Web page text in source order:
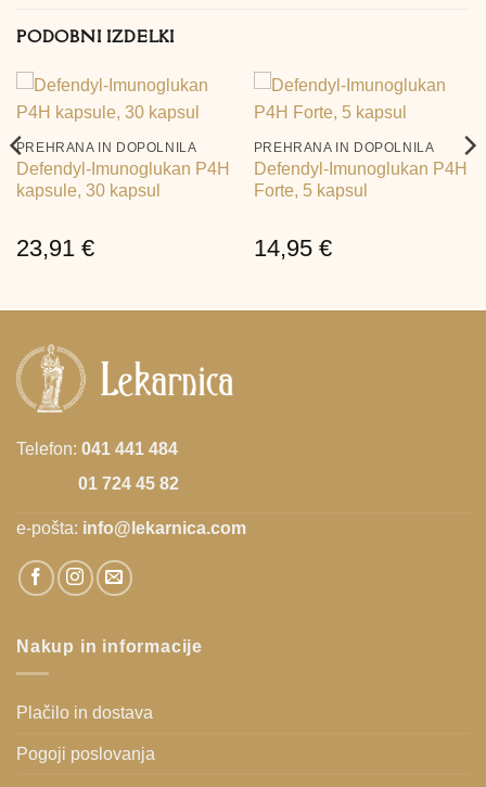
PODOBNI IZDELKI
PREHRANA IN DOPOLNILA
Defendyl-Imunoglukan P4H
kapsule, 30 kapsul
23,91 €
PREHRANA IN DOPOLNILA
Defendyl-Imunoglukan P4H
Forte, 5 kapsul
14,95 €
Telefon: 041 441 484
01 724 45 82
e-pošta: info@lekarnica.com
Nakup in informacije
Plačilo in dostava
Pogoji poslovanja